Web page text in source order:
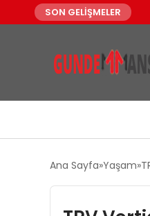
SON GELİŞMELER
Ana Sayfa Yaşam